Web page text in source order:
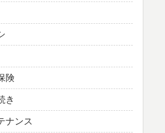
険
き
ナンス